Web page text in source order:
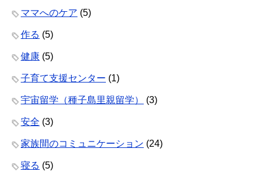
ママへのケア (5)
作る (5)
健康 (5)
子育て支援センター (1)
宇宙留学（種子島里親留学） (3)
安全 (3)
家族間のコミュニケーション (24)
寝る (5)